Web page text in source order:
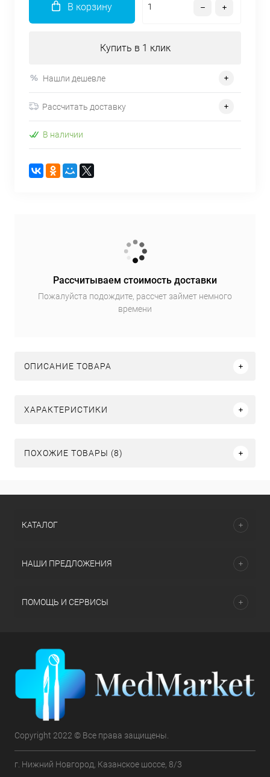
В корзину
Купить в 1 клик
Нашли дешевле
Рассчитать доставку
В наличии
Рассчитываем стоимость доставки
Пожалуйста подождите, рассчет займет немного
времени
ОПИСАНИЕ ТОВАРА
ХАРАКТЕРИСТИКИ
ПОХОЖИЕ ТОВАРЫ (8)
КАТАЛОГ
НАШИ ПРЕДЛОЖЕНИЯ
ПОМОЩЬ И СЕРВИСЫ
Copyright 2022 © Все права защищены.
г. Нижний Новгород, Казанское шоссе, 8/3